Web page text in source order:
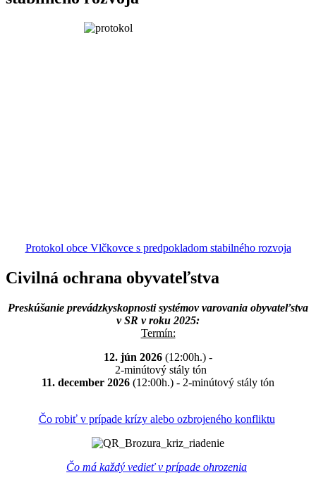
Protokol obce Vlčkovce s predpokladom stabilného rozvoja
Civilná ochrana obyvateľstva
Preskúšanie prevádzkyskopnosti systémov varovania obyvateľstva
v SR v roku 2025:
Termín:
12. jún 2026 (12:00h.) -
2-minútový stály tón
11. december 2026 (12:00h.) - 2-minútový stály tón
Čo robiť v prípade krízy alebo ozbrojeného konfliktu
Čo má každý vedieť v prípade ohrozenia